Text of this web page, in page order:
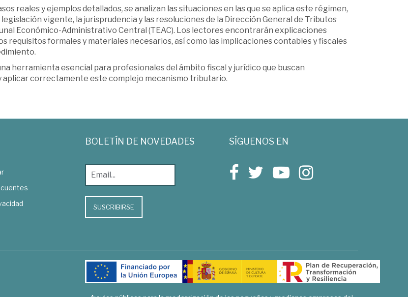
reales y ejemplos detallados, se analizan las situaciones en las que se aplica este régimen,
vigente, la jurisprudencia y las resoluciones de la Dirección General de Tributos
Económico-Administrativo Central (TEAC). Los lectores encontrarán explicaciones
requisitos formales y materiales necesarios, así como las implicaciones contables y fiscales
herramienta esencial para profesionales del ámbito fiscal y jurídico que buscan
aplicar correctamente este complejo mecanismo tributario.
BOLETÍN DE NOVEDADES
SUSCRIBIRSE
SÍGUENOS EN